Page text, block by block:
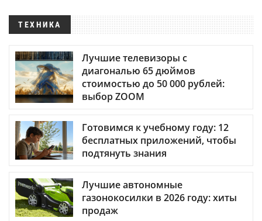
ТЕХНИКА
Лучшие телевизоры с
диагональю 65 дюймов
стоимостью до 50 000 рублей:
выбор ZOOM
Готовимся к учебному году: 12
бесплатных приложений, чтобы
подтянуть знания
Лучшие автономные
газонокосилки в 2026 году: хиты
продаж